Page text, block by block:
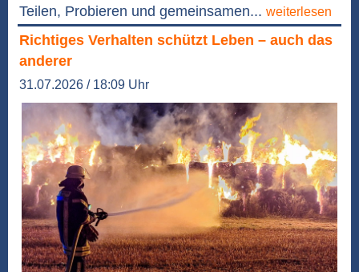
Teilen, Probieren und gemeinsamen... weiterlesen
Richtiges Verhalten schützt Leben – auch das
anderer
31.07.2026 / 18:09 Uhr